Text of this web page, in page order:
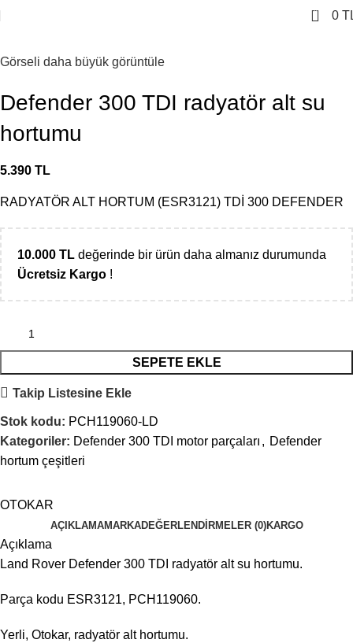
0 0
Görseli daha büyük görüntüle
Defender 300 TDI radyatör alt su
hortumu
5.390 TL
RADYATÖR ALT HORTUM (ESR3121) TDİ 300 DEFENDER
10.000 TL değerinde bir ürün daha almanız durumunda
Ücretsiz Kargo !
SEPETE EKLE
Takip Listesine Ekle
Stok kodu: PCH119060-LD
Kategoriler: Defender 300 TDI motor parçaları , Defender
hortum çeşitleri
OTOKAR
AÇIKLAMAMARKADEĞERLENDIRMELER (0)KARGO
Açıklama
Land Rover Defender 300 TDI radyatör alt su hortumu.
Parça kodu ESR3121, PCH119060.
Yerli, Otokar, radyatör alt hortumu.